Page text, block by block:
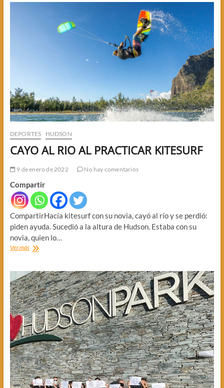
FALTARON
DEPORTES HUDSON
CAYO AL RIO AL PRACTICAR KITESURF
9 de enero de 2022 No hay comentarios
Compartir
CompartirHacía kitesurf con su novia, cayó al río y se perdió:
piden ayuda. Sucedió a la altura de Hudson. Estaba con su
novia, quien lo…
Ver másCAYO
AL
PRACTICAR
KITESURF